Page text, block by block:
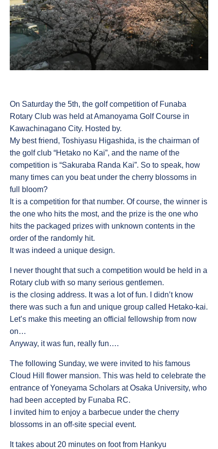
On Saturday the 5th, the golf competition of Funaba
Rotary Club was held at Amanoyama Golf Course in
Kawachinagano City. Hosted by.
My best friend, Toshiyasu Higashida, is the chairman of
the golf club “Hetako no Kai”, and the name of the
competition is “Sakuraba Randa Kai”. So to speak, how
many times can you beat under the cherry blossoms in
full bloom?
It is a competition for that number. Of course, the winner is
the one who hits the most, and the prize is the one who
hits the packaged prizes with unknown contents in the
order of the randomly hit.
It was indeed a unique design.
I never thought that such a competition would be held in a
Rotary club with so many serious gentlemen.
is the closing address. It was a lot of fun. I didn’t know
there was such a fun and unique group called Hetako-kai.
Let’s make this meeting an official fellowship from now
on…
Anyway, it was fun, really fun….
The following Sunday, we were invited to his famous
Cloud Hill flower mansion. This was held to celebrate the
entrance of Yoneyama Scholars at Osaka University, who
had been accepted by Funaba RC.
I invited him to enjoy a barbecue under the cherry
blossoms in an off-site special event.
It takes about 20 minutes on foot from Hankyu